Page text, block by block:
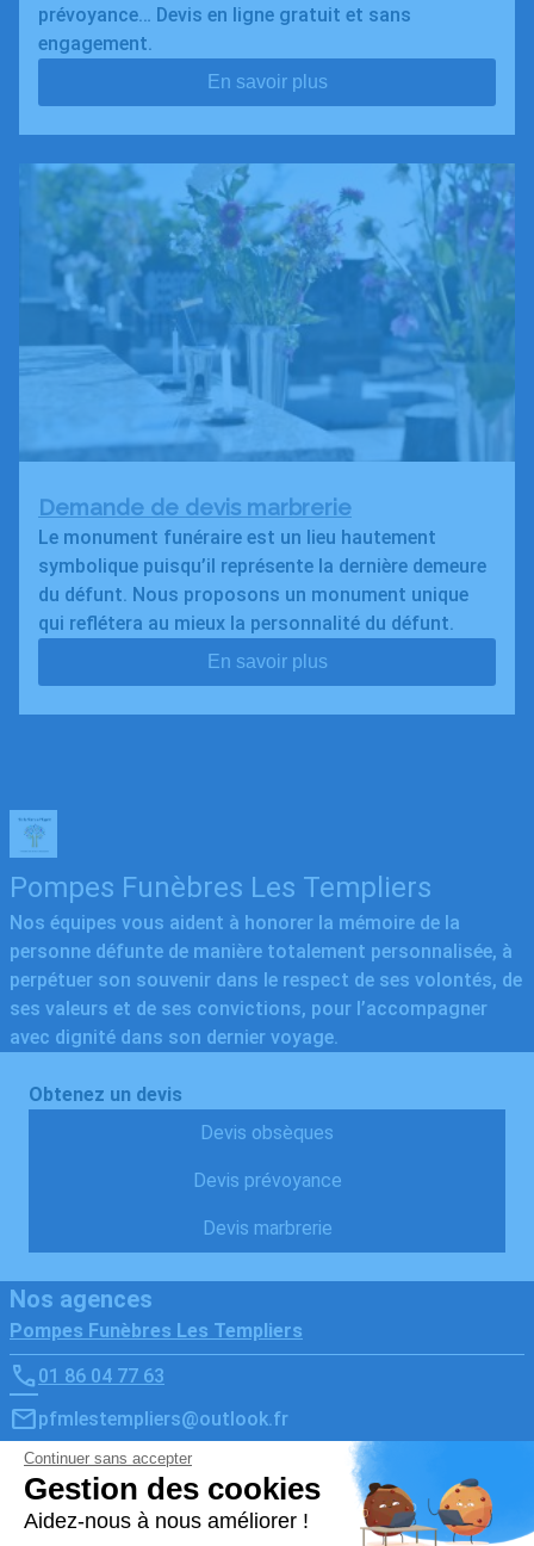
prévoyance… Devis en ligne gratuit et sans
engagement.
En savoir plus
Demande de devis marbrerie
Le monument funéraire est un lieu hautement
symbolique puisqu’il représente la dernière demeure
du défunt. Nous proposons un monument unique
qui reflétera au mieux la personnalité du défunt.
En savoir plus
Pompes Funèbres Les Templiers
Nos équipes vous aident à honorer la mémoire de la
personne défunte de manière totalement personnalisée, à
perpétuer son souvenir dans le respect de ses volontés, de
ses valeurs et de ses convictions, pour l’accompagner
avec dignité dans son dernier voyage.
Obtenez un devis
Devis obsèques
Devis prévoyance
Devis marbrerie
Nos agences
Pompes Funèbres Les Templiers
01 86 04 77 63
pfmlestempliers@outlook.fr
34 Rue de Chartres - 78610 - Le Perray-en-Yvelines
5/5 - 5 avis